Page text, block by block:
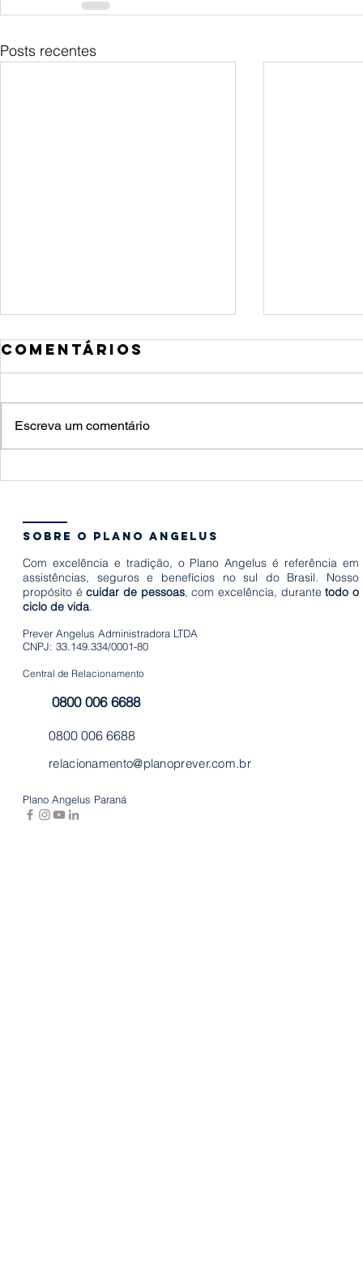
Posts recentes
Quanto custa
a família
precisa tomar
em poucas
horas
Meu
Comentários
Escreva um comentário
sobre o plano angelus
Com excelência e tradição, o Plano Angelus é referência em
assistências, seguros e benefícios no sul do Brasil. Nosso
propósito écuidar de pessoas, com excelência, durantetodo o
ciclo de vida.
Prever Angelus Administradora LTDA
CNPJ: 33.149.334/0001-80
Central de Relacionamento
0800 006 6688
0800 006 6688
relacionamento@planoprever.com.br
Plano Angelus Paraná